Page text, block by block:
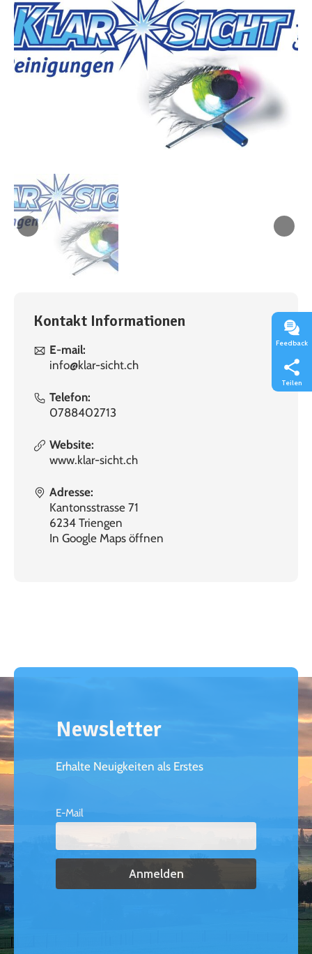
Kontakt Informationen
E-mail:
info@klar-sicht.ch
Telefon:
0788402713
Website:
www.klar-sicht.ch
Adresse:
Kantonsstrasse 71
6234 Triengen
In Google Maps öffnen
Newsletter
Erhalte Neuigkeiten als Erstes
E-Mail
Feedback
Teilen